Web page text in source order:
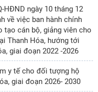
HĐND ngày 10 tháng 12
về việc ban hành chính
cán bộ, giảng viên cho
Thanh Hóa, hướng tới
giai đoạn 2022 -2026
y tế cho đối tượng hộ
giai đoạn 2026- 2030